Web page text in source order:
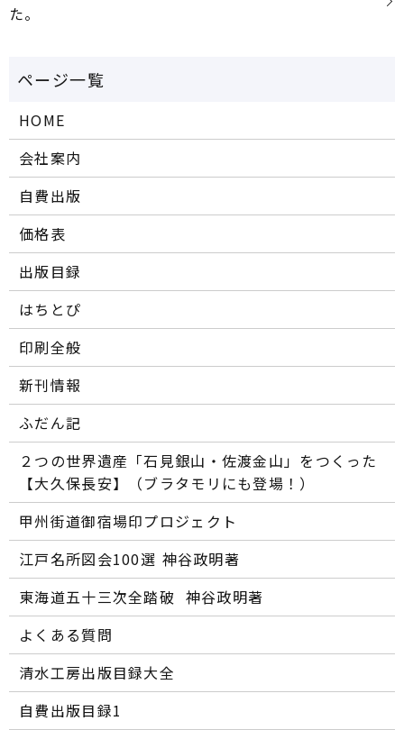
た。
HOME
会社案内
自費出版
価格表
出版目録
はちとぴ
印刷全般
新刊情報
ふだん記
２つの世界遺産「石見銀山・佐渡金山」をつくった
【大久保長安】（ブラタモリにも登場！）
甲州街道御宿場印プロジェクト
江戸名所図会100選―― 神谷政明著
東海道五十三次全踏破 ―― 神谷政明著
よくある質問
清水工房出版目録大全
自費出版目録1